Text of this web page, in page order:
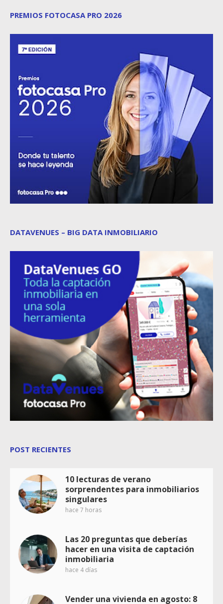
PREMIOS FOTOCASA PRO 2026
DATAVENUES – BIG DATA INMOBILIARIO
POST RECIENTES
10 lecturas de verano
sorprendentes para inmobiliarios
singulares
hace 7 horas
Las 20 preguntas que deberías
hacer en una visita de captación
inmobiliaria
hace 4 días
Vender una vivienda en agosto: 8